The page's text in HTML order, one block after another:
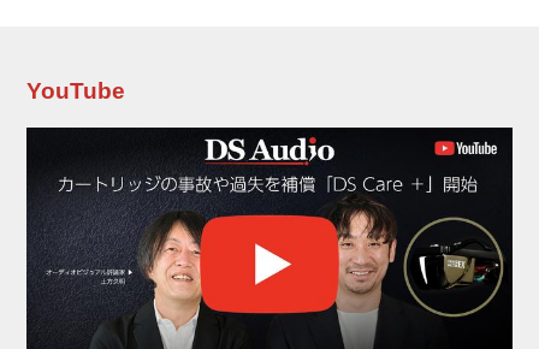
Amazon Mu...
YouTube